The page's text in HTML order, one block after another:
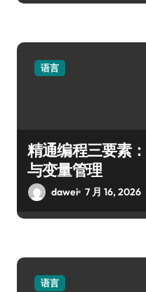
语言
精通编程三要素
与变量管理
dawei 7 月 16, 2026
语言